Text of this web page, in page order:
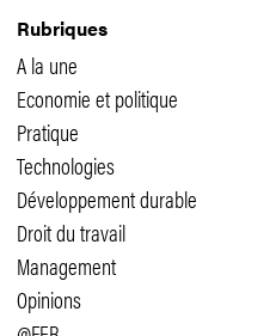
Rubriques
A la une
Economie et politique
Pratique
Technologies
Développement durable
Droit du travail
Management
Opinions